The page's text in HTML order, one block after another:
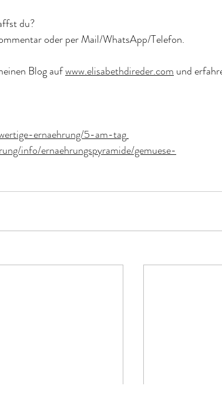
du?
oder per Mail/WhatsApp/Telefon.
Blog auf www.elisabethdireder.com und
ernaehrung/5-am-tag
info/ernaehrungspyramide/gemuese-